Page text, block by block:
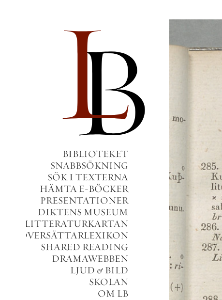
BIBLIOTEKET
SNABBSÖKNING
SÖK I TEXTERNA
HÄMTA E-BÖCKER
PRESENTATIONER
DIKTENS MUSEUM
SHARED READING
DRAMAWEBBEN
&BILD
SKOLAN
OM LB